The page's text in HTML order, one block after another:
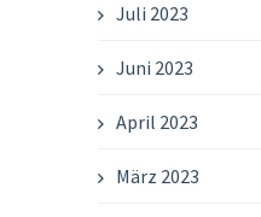
Juli 2023
Juni 2023
April 2023
März 2023